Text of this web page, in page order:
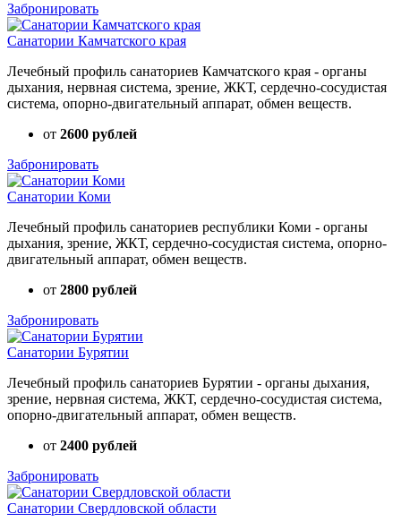
Забронировать
Санатории Камчатского края
Лечебный профиль санаториев Камчатского края - органы
дыхания, нервная система, зрение, ЖКТ, сердечно-сосудистая
система, опорно-двигательный аппарат, обмен веществ.
от 2600 рублей
Забронировать
Санатории Коми
Лечебный профиль санаториев республики Коми - органы
дыхания, зрение, ЖКТ, сердечно-сосудистая система, опорно-
двигательный аппарат, обмен веществ.
от 2800 рублей
Забронировать
Санатории Бурятии
Лечебный профиль санаториев Бурятии - органы дыхания,
зрение, нервная система, ЖКТ, сердечно-сосудистая система,
опорно-двигательный аппарат, обмен веществ.
от 2400 рублей
Забронировать
Санатории Свердловской области